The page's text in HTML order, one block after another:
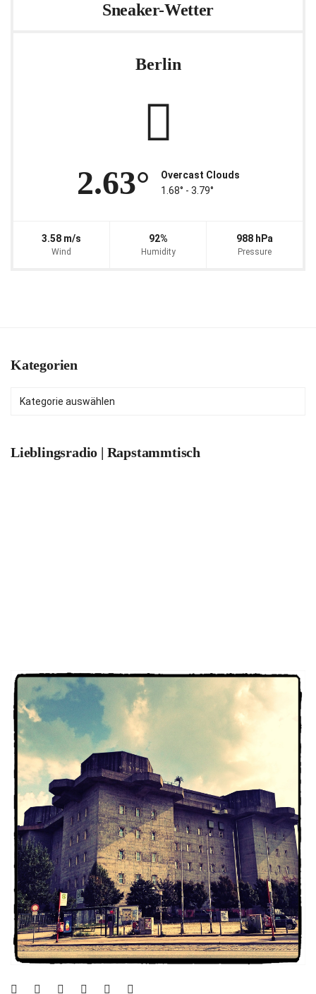
Sneaker-Wetter
Berlin
2.63°
Overcast Clouds
1.68° ‐ 3.79°
3.58 m/s
Wind
92%
Humidity
988 hPa
Pressure
Kategorien
Lieblingsradio | Rapstammtisch